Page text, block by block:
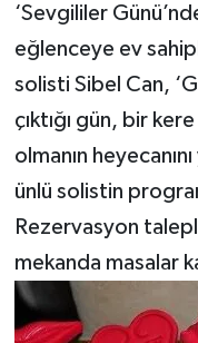
‘Sevgililer
eğlenceye ev
solisti Sibel Can,
çıktığı gün, bir
olmanın
ünlü solistin
Rezervasyon
mekanda masalar